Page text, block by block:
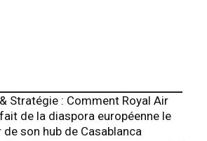
Stratégie : Comment Royal Air
de la diaspora européenne le
son hub de Casablanca